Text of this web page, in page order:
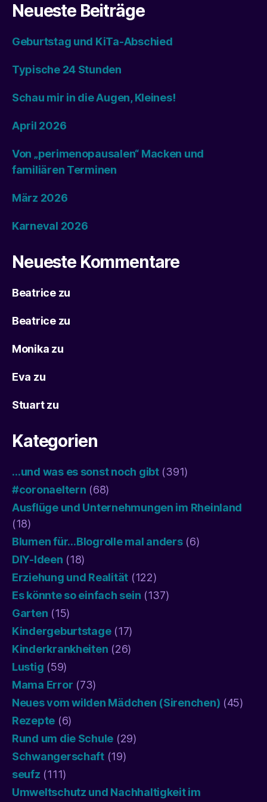
Neueste Beiträge
Geburtstag und KiTa-Abschied
Typische 24 Stunden
Schau mir in die Augen, Kleines!
April 2026
Von „perimenopausalen“ Macken und
familiären Terminen
März 2026
Karneval 2026
Neueste Kommentare
Beatricezu
Beatricezu
Monika zu
Eva zu
Stuartzu
Kategorien
…und was es sonst noch gibt(391)
#coronaeltern (68)
Ausflüge und Unternehmungen im Rheinland
(18)
Blumen für…Blogrolle mal anders(6)
DIY-Ideen (18)
Erziehung und Realität (122)
Es könnte so einfach sein (137)
Garten (15)
Kindergeburtstage(17)
Kinderkrankheiten (26)
Lustig (59)
Mama Error (73)
Neues vom wilden Mädchen (Sirenchen) (45)
Rezepte (6)
Rund um die Schule (29)
Schwangerschaft(19)
seufz (111)
Umweltschutz und Nachhaltigkeit im